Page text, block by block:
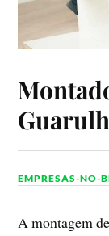
EMPRESAS-NO-
A montagem